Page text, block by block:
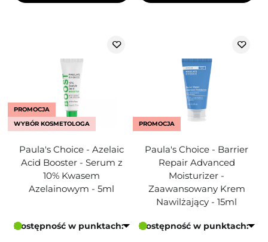
PROMOCJA
WYBÓR KOSMETOLOGA
Paula's Choice - Azelaic
Acid Booster - Serum z
10% Kwasem
Azelainowym - 5ml
Dostępność w punktach:
PROMOCJA
Paula's Choice - Barrier
Repair Advanced
Moisturizer -
Zaawansowany Krem
Nawilżający - 15ml
Dostępność w punktach: